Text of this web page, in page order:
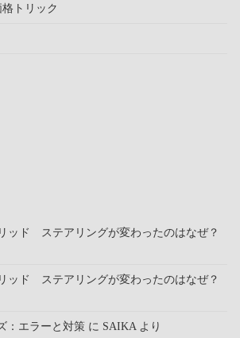
トリック
ッド ステアリングが変わったのはなぜ？
ッド ステアリングが変わったのはなぜ？
：エラーと対策 に SAIKA より